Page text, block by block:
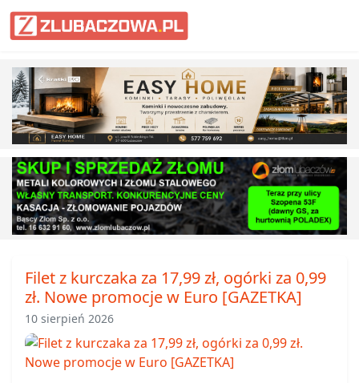
Informacje Lubaczów, powiat
Filet z kurczaka za 17,99 zł, ogórki za 0,99
zł. Nowe promocje w Euro [GAZETKA]
10 sierpień 2026